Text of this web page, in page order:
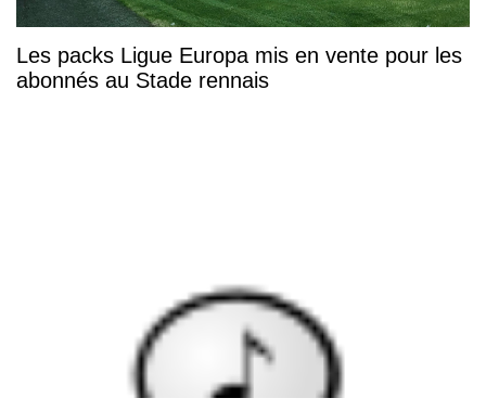
Les packs Ligue Europa mis en vente pour les
abonnés au Stade rennais